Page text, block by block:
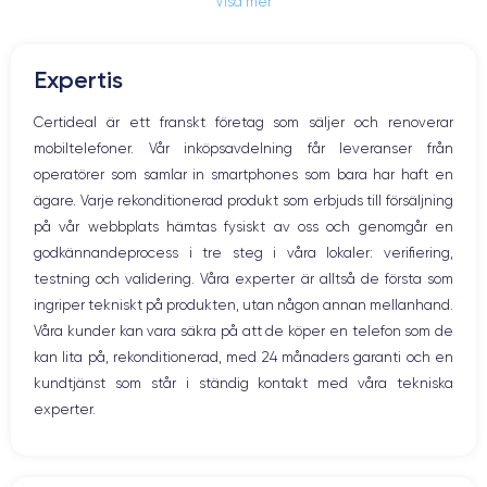
Puce A13 Bionic 6
Nom GPU
GPU 4 cœurs
Fréq. processeur
2.65 GHz
12 Mpx 12 Mpx
Résolution vidéo
4K - 2160 x 3840 px
Recharge rapide
Oui, minimum 18W
Batterie Type de SIM
Högtalare
Hem-knappen
Bluetooth
WiFi
Nätverk
Vibration
Prise USB
Expertis
Certideal är ett franskt företag som säljer och renoverar
mobiltelefoner. Vår inköpsavdelning får leveranser från
operatörer som samlar in smartphones som bara har haft en
ägare. Varje rekonditionerad produkt som erbjuds till försäljning
på vår webbplats hämtas fysiskt av oss och genomgår en
godkännandeprocess i tre steg i våra lokaler: verifiering,
testning och validering. Våra experter är alltså de första som
ingriper tekniskt på produkten, utan någon annan mellanhand.
Våra kunder kan vara säkra på att de köper en telefon som de
kan lita på, rekonditionerad, med 24 månaders garanti och en
kundtjänst som står i ständig kontakt med våra tekniska
experter.